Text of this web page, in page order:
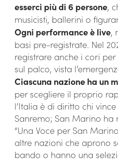
esserci più di 6 persone,
musicisti, ballerini o
Ogni performance è live,
basi pre-registrate. Nel
registrare anche i cori
sul palco, vista
Ciascuna nazione ha un
per scegliere il proprio
l’Italia è di diritto chi
Sanremo; San Marino ha
“Una Voce per San
altre nazioni che aprono
bando o hanno una